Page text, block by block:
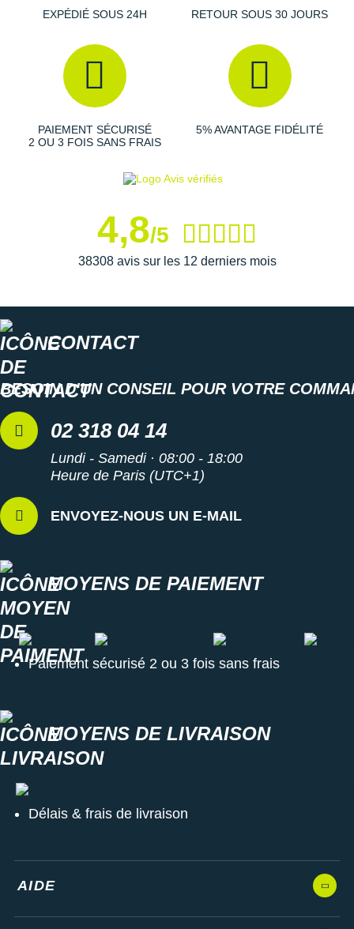
EXPÉDIÉ SOUS 24H RETOUR SOUS 30 JOURS
PAIEMENT SÉCURISÉ
2 OU 3 FOIS SANS FRAIS
5% AVANTAGE FIDÉLITÉ
4,8/5
38308 avis sur les 12 derniers mois
CONTACT
BESOIN D'UN CONSEIL POUR VOTRE
02 318 04 14
Lundi - Samedi · 08:00 - 18:00
Heure de Paris (UTC+1)
ENVOYEZ-NOUS UN E-MAIL
MOYENS DE PAIEMENT
Carte visa Carte master card Carte paypal Carte
Paiement sécurisé 2 ou 3 fois sans frais
MOYENS DE LIVRAISON
Colissimo, Chronopost, Chrono relais ou retrait en magasin
Délais & frais de livraison
AIDE